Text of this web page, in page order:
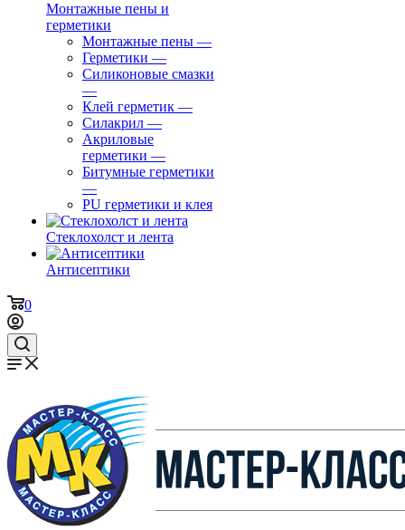
Монтажные пены и
герметики
Монтажные пены —
Герметики —
Силиконовые смазки
—
Клей герметик —
Силакрил —
Акриловые
герметики —
Битумные герметики
—
PU герметики и клея
Стеклохолст и лента
Антисептики
0